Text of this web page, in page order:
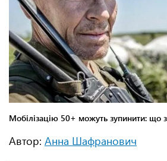
Автор: Анна Шафранович